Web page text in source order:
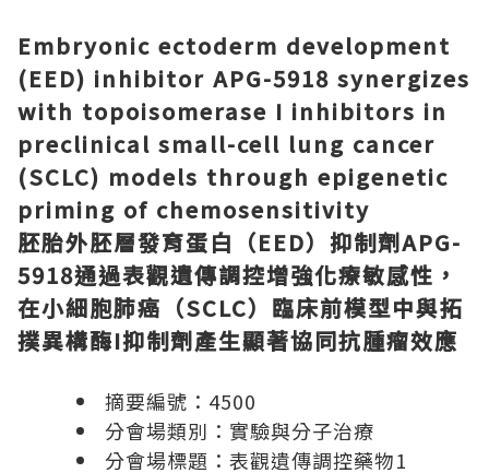
Embryonic ectoderm development
(EED) inhibitor APG-5918 synergizes
with topoisomerase I inhibitors in
preclinical small-cell lung cancer
(SCLC) models through epigenetic
priming of chemosensitivity
胚胎外胚層發育蛋白（EED）抑制劑APG-
5918通過表觀遺傳調控增強化療敏感性，
在小細胞肺癌（SCLC）臨床前模型中與拓
撲異構酶I抑制劑產生顯著協同抗腫瘤效應
摘要編號： 4500
分會場類別：實驗與分子治療
分會場標題：表觀遺傳調控藥物1